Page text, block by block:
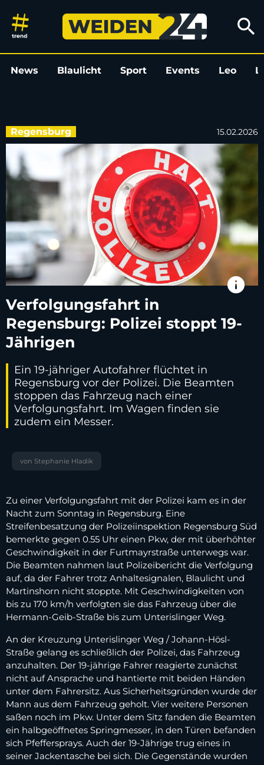
Verfolgungsfahrt in
search
News Blaulicht Sport Events Leo
Regensburg 15.02.2026
info
Verfolgungsfahrt in
Regensburg: Polizei stoppt 19-
Jährigen
Ein 19-jähriger Autofahrer flüchtet in
Regensburg vor der Polizei. Die Beamten
stoppen das Fahrzeug nach einer
Verfolgungsfahrt. Im Wagen finden sie
zudem ein Messer.
von Stephanie Hladik
Zu einer Verfolgungsfahrt mit der Polizei kam es in der
Nacht zum Sonntag in Regensburg. Eine
Streifenbesatzung der Polizeiinspektion Regensburg Süd
bemerkte gegen 0.55 Uhr einen Pkw, der mit überhöhter
Geschwindigkeit in der Furtmayrstraße unterwegs war.
Die Beamten nahmen laut Polizeibericht die Verfolgung
auf, da der Fahrer trotz Anhaltesignalen, Blaulicht und
Martinshorn nicht stoppte. Mit Geschwindigkeiten von
bis zu 170 km/h verfolgten sie das Fahrzeug über die
Hermann-Geib-Straße bis zum Unterislinger Weg.
An der Kreuzung Unterislinger Weg / Johann-Hösl-
Straße gelang es schließlich der Polizei, das Fahrzeug
anzuhalten. Der 19-jährige Fahrer reagierte zunächst
nicht auf Ansprache und hantierte mit beiden Händen
unter dem Fahrersitz. Aus Sicherheitsgründen wurde der
Mann aus dem Fahrzeug geholt. Vier weitere Personen
saßen noch im Pkw. Unter dem Sitz fanden die Beamten
ein halbgeöffnetes Springmesser, in den Türen befanden
sich Pfeffersprays. Auch der 19-Jährige trug eines in
seiner Jackentasche bei sich. Die Gegenstände wurden